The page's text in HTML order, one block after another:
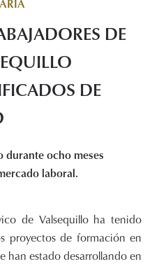
DE
DE
durante ocho meses
laboral.
de Valsequillo ha tenido
proyectos de formación en
han estado desarrollando en